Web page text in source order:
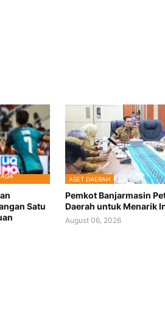
Satu
ASET DAERAH
Pemkot Banjarmasin
Daerah untuk Menarik
August 06, 2026